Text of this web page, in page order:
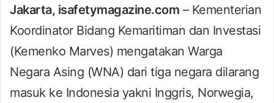
Jakarta, isafetymagazine.com – Kementerian
Koordinator Bidang Kemaritiman dan Investasi
(Kemenko Marves) mengatakan Warga
Negara Asing (WNA) dari tiga negara dilarang
masuk ke Indonesia yakni Inggris, Norwegia,